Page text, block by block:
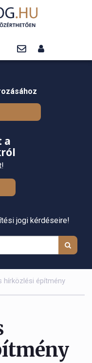
a
jogi kérdéseire!
hírközlési építmény